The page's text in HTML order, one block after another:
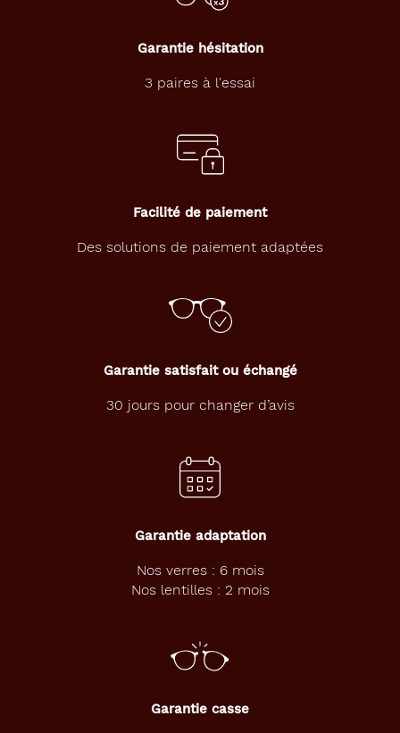
Garantie hésitation
3 paires à l'essai
Facilité de paiement
Des solutions de paiement adaptées
Garantie satisfait ou échangé
30 jours pour changer d’avis
Garantie adaptation
Nos verres : 6 mois
Nos lentilles : 2 mois
Garantie casse